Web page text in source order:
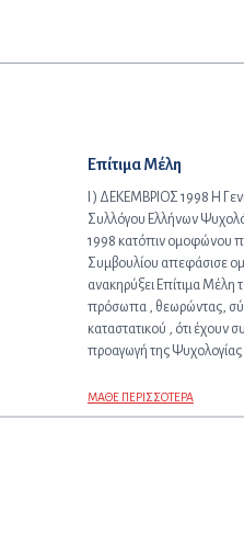
Προηγούμενο άρθρο:
Επίτιμα Μέλη
I ) ΔΕΚΕΜΒΡΙΟΣ 1998 Η
Συλλόγου Ελλήνων
1998 κατόπιν ομοφώνου
Συμβουλίου απεφάσισε
ανακηρύξει Επίτιμα Μέλη
πρόσωπα , θεωρώντας,
καταστατικού , ότι έχουν
προαγωγή της
ΜΑΘΕ ΠΕΡΙΣΣΟΤΕΡΑ